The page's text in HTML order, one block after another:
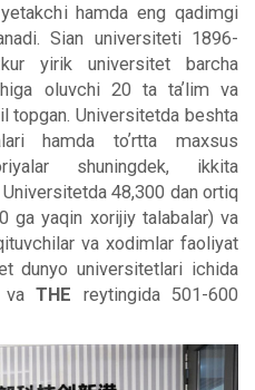
hamda eng qadimgi
Sian universiteti 1896-
yirik universitet barcha
oluvchi 20 ta taʼlim va
topgan. Universitetda beshta
hamda toʼrtta maxsus
shuningdek, ikkita
48,300 dan ortiq
ga yaqin xorijiy talabalar) va
va xodimlar faoliyat
dunyo universitetlari ichida
vaTHE reytingida 501-600